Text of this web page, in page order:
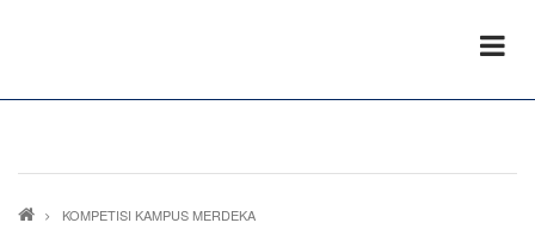
Breadcrumb
KOMPETISI KAMPUS MERDEKA